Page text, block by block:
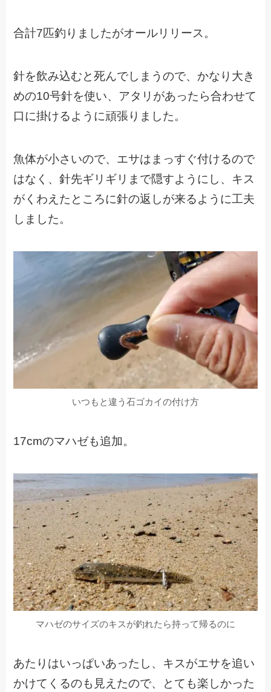
合計7匹釣りましたがオールリリース。
針を飲み込むと死んでしまうので、かなり大き
めの10号針を使い、アタリがあったら合わせて
口に掛けるように頑張りました。
魚体が小さいので、エサはまっすぐ付けるので
はなく、針先ギリギリまで隠すようにし、キス
がくわえたところに針の返しが来るように工夫
しました。
いつもと違う石ゴカイの付け方
17cmのマハゼも追加。
マハゼのサイズのキスが釣れたら持って帰るのに
あたりはいっぱいあったし、キスがエサを追い
かけてくるのも見えたので、とても楽しかった